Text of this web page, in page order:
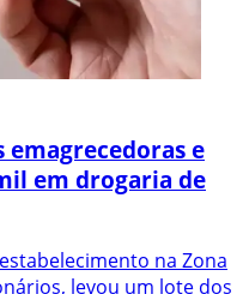
emagrecedoras e
em drogaria de
na Zona
levou um lote dos